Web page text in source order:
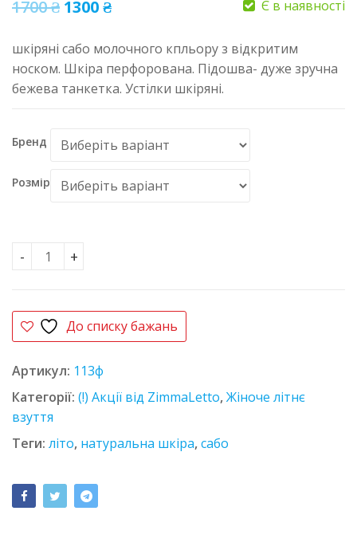
1700₴ Оригінальна
1700 ₴.
1300₴Поточна
1300 ₴.
Є в наявності
шкіряні сабо молочного кпльору з відкритим
носком. Шкіра перфорована. Підошва- дуже зручна
бежева танкетка. Устілки шкіряні.
Бренд
Розмір
Сабо шкіряні L-Style 7624-2 молочні кількість
До списку бажань
Артикул: 113ф
Категорії: (!) Акції від ZimmaLetto,Жіноче літнє
взуття
Теги: літо, натуральна шкіра,сабо